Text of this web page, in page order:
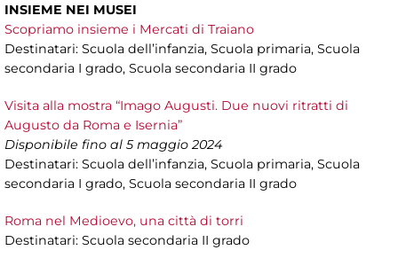
INSIEME NEI MUSEI
Scopriamo insieme i Mercati di Traiano
Destinatari: Scuola dell’infanzia, Scuola primaria, Scuola
secondaria I grado, Scuola secondaria II grado
Visita alla mostra “Imago Augusti. Due nuovi ritratti di
Augusto da Roma e Isernia”
Disponibile fino al 5 maggio 2024
Destinatari: Scuola dell’infanzia, Scuola primaria, Scuola
secondaria I grado, Scuola secondaria II grado
Roma nel Medioevo, una città di torri
Destinatari: Scuola secondaria II grado